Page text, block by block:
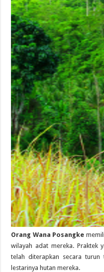
Orang Wana Posangke
wilayah adat mereka. Praktek
telah diterapkan secara
lestarinya hutan mereka.